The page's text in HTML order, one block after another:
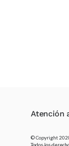
Atención
© Copyright
Todos los